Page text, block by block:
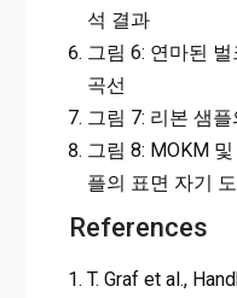
석 결과
그림 6: 연마된
곡선
그림 7: 리본 샘
그림 8: MOKM
플의 표면 자기
References
T. Graf et al.,